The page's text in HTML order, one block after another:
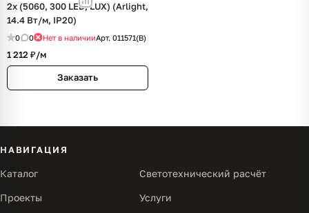
2x (5060, 300 LED, LUX) (Arlight,
14.4 Вт/м, IP20)
0 0 Нет в наличииАрт. 011571(B)
1 212 ₽/м
Заказать
НАВИГАЦИЯ
Каталог Светотехнический расчёт
Проекты Услуги